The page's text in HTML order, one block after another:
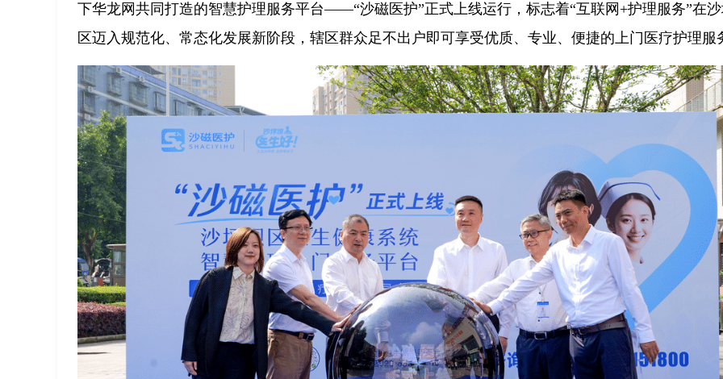
下华龙网共同打造的智慧护理服务平台——“沙磁医护”正式上线运行，标志着“互联网+护理服务”在
区迈入规范化、常态化发展新阶段，辖区群众足不出户即可享受优质、专业、便捷的上门医疗护理服